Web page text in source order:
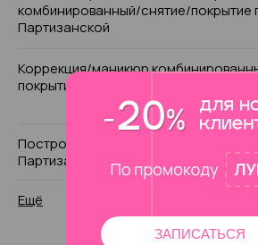
комбинированный/снятие/покрытие
Партизанской
Коррекция/маникюр
покрытие гель-лак на Партизанской
Построение архитектуры ногтевой
Партизанской
Ещё
ЗАПИСАТЬСЯ